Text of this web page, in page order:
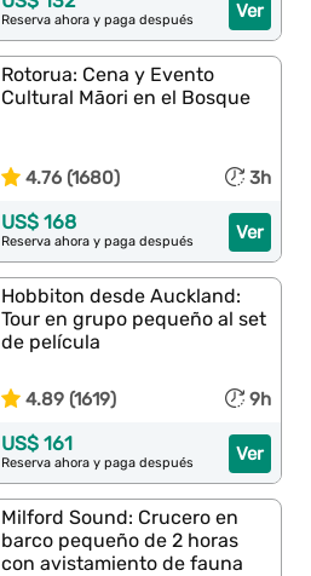
Ver
Reserva ahora y paga después
Rotorua: Cena y Evento
Cultural Māori en el Bosque
4.76 (1680) 3h
Ver
US$ 168
Reserva ahora y paga después
Hobbiton desde Auckland:
Tour en grupo pequeño al set
de película
4.89 (1619) 9h
Ver
US$ 161
Reserva ahora y paga después
Milford Sound: Crucero en
barco pequeño de 2 horas
con avistamiento de fauna